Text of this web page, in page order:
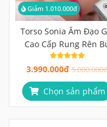
Giảm 1.010.000đ
Torso Sonia Âm Đạo
Cao Cấp Rung Rên
Điều Khiển Từ Xa
3.990.000đ
Chọn sản phẩm